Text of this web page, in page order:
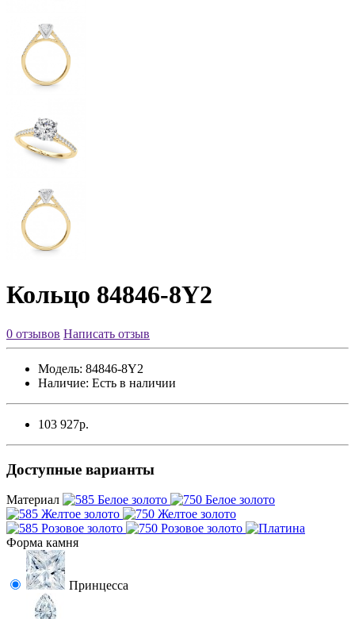
Кольцо 84846-8Y2
0 отзывов Написать отзыв
Модель: 84846-8Y2
Наличие: Есть в наличии
103 927р.
Доступные варианты
Материал
Форма камня
Принцесса